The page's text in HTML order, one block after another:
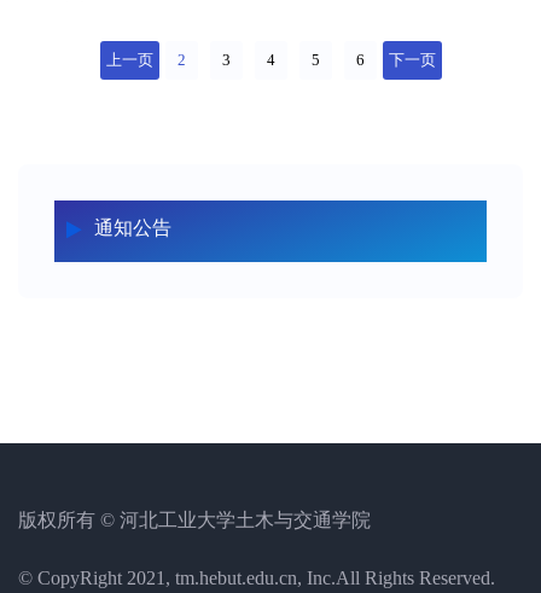
通知公告
上一页 2 3 4 5 6 下一页
版权所有 © 河北工业大学土木与交通学院
© CopyRight 2021, tm.hebut.edu.cn, Inc.All Rights Reserved.